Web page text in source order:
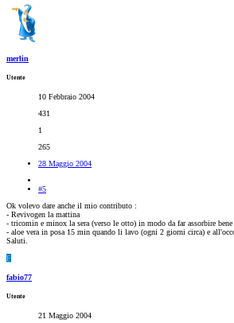
merlin
Utente
10 Febbraio 2004
431
1
265
28 Maggio 2004
#5
Ok volevo dare anche il mio contributo :
- Revivogen la mattina
- tricomin e minox la sera (verso le otto) in modo da far assorbire bene
- aloe vera in posa 15 min quando li lavo (ogni 2 giorni circa) e
Saluti.
F
fabio77
Utente
21 Maggio 2004